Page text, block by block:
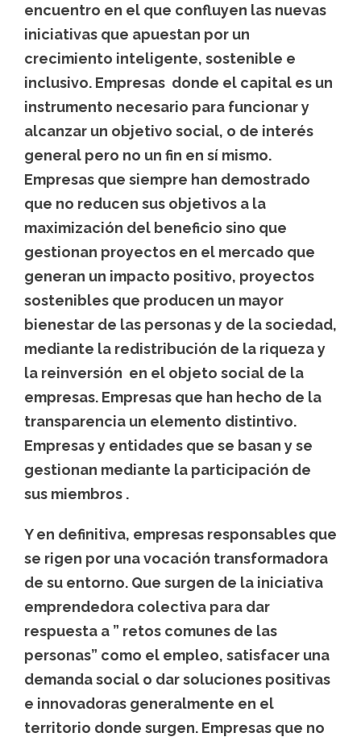
encuentro en el que confluyen las nuevas
iniciativas que apuestan por un
crecimiento inteligente, sostenible e
inclusivo. Empresas donde el capital es un
instrumento necesario para funcionar y
alcanzar un objetivo social, o de interés
general pero no un fin en sí mismo.
Empresas que siempre han demostrado
que no reducen sus objetivos a la
maximización del beneficio sino que
gestionan proyectos en el mercado que
generan un impacto positivo, proyectos
sostenibles que producen un mayor
bienestar de las personas y de la sociedad,
mediante la redistribución de la riqueza y
la reinversión en el objeto social de la
empresas. Empresas que han hecho de la
transparencia un elemento distintivo.
Empresas y entidades que se basan y se
gestionan mediante la participación de
sus miembros .
Y en definitiva, empresas responsables que
se rigen por una vocación transformadora
de su entorno. Que surgen de la iniciativa
emprendedora colectiva para dar
respuesta a ” retos comunes de las
personas” como el empleo, satisfacer una
demanda social o dar soluciones positivas
e innovadoras generalmente en el
territorio donde surgen. Empresas que no